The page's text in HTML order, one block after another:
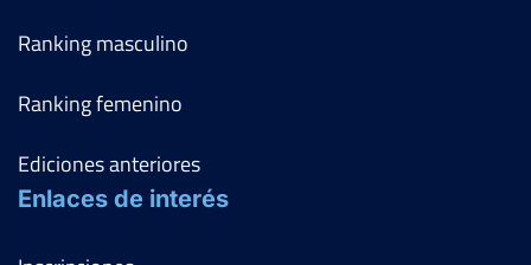
Ranking masculino
Ranking femenino
Ediciones anteriores
Enlaces de interés